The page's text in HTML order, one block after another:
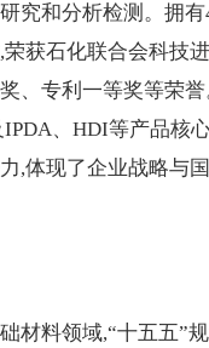
究和分析检测。拥
获石化联合会科技
、专利一等奖等荣
IPDA、HDI等产品核
,体现了企业战略与
材料领域,“十五五”